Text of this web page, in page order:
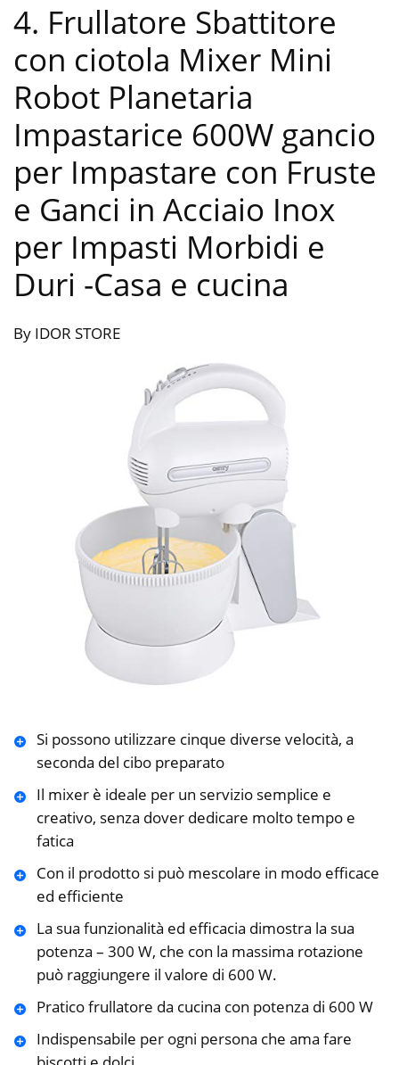
4. Frullatore Sbattitore
con ciotola Mixer Mini
Robot Planetaria
Impastarice 600W gancio
per Impastare con Fruste
e Ganci in Acciaio Inox
per Impasti Morbidi e
Duri -Casa e cucina
By IDOR STORE
Si possono utilizzare cinque diverse velocità, a
seconda del cibo preparato
Il mixer è ideale per un servizio semplice e
creativo, senza dover dedicare molto tempo e
fatica
Con il prodotto si può mescolare in modo efficace
ed efficiente
La sua funzionalità ed efficacia dimostra la sua
potenza – 300 W, che con la massima rotazione
può raggiungere il valore di 600 W.
Pratico frullatore da cucina con potenza di 600 W
Indispensabile per ogni persona che ama fare